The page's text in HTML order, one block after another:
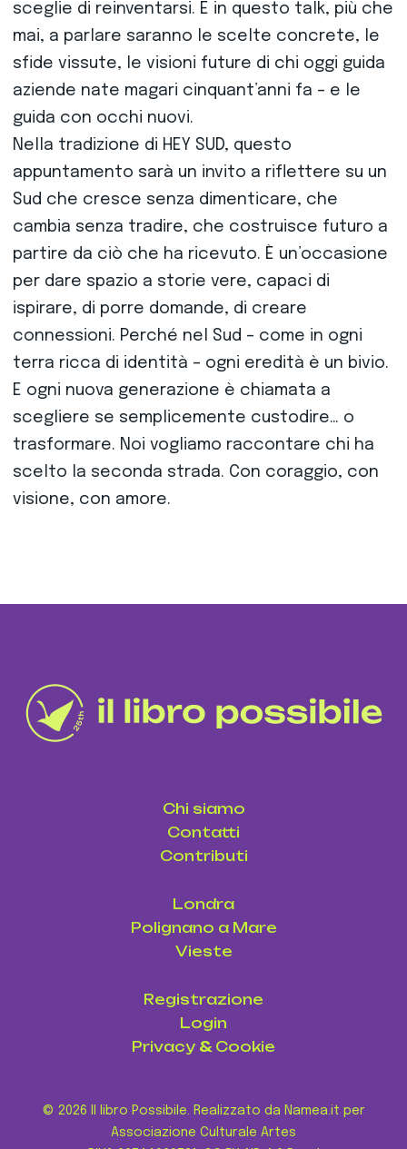
sceglie di reinventarsi. E in questo talk, più che
mai, a parlare saranno le scelte concrete, le
sfide vissute, le visioni future di chi oggi guida
aziende nate magari cinquant’anni fa – e le
guida con occhi nuovi.
Nella tradizione di HEY SUD, questo
appuntamento sarà un invito a riflettere su un
Sud che cresce senza dimenticare, che
cambia senza tradire, che costruisce futuro a
partire da ciò che ha ricevuto. È un’occasione
per dare spazio a storie vere, capaci di
ispirare, di porre domande, di creare
connessioni. Perché nel Sud – come in ogni
terra ricca di identità – ogni eredità è un bivio.
E ogni nuova generazione è chiamata a
scegliere se semplicemente custodire… o
trasformare. Noi vogliamo raccontare chi ha
scelto la seconda strada. Con coraggio, con
visione, con amore.
Chi siamo
Contatti
Contributi
Londra
Polignano a Mare
Vieste
Registrazione
Login
Privacy & Cookie
© 2026 Il libro Possibile. Realizzato da Namea.it per
Associazione Culturale Artes